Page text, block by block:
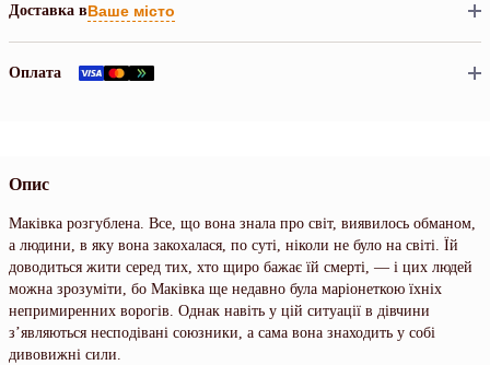
Доставка вВаше місто
Оплата
Опис
Маківка розгублена. Все, що вона знала про світ, виявилось обманом,
а людини, в яку вона закохалася, по суті, ніколи не було на світі. Їй
доводиться жити серед тих, хто щиро бажає їй смерті, — і цих людей
можна зрозуміти, бо Маківка ще недавно була маріонеткою їхніх
непримиренних ворогів. Однак навіть у цій ситуації в дівчини
з’являються несподівані союзники, а сама вона знаходить у собі
дивовижні сили.